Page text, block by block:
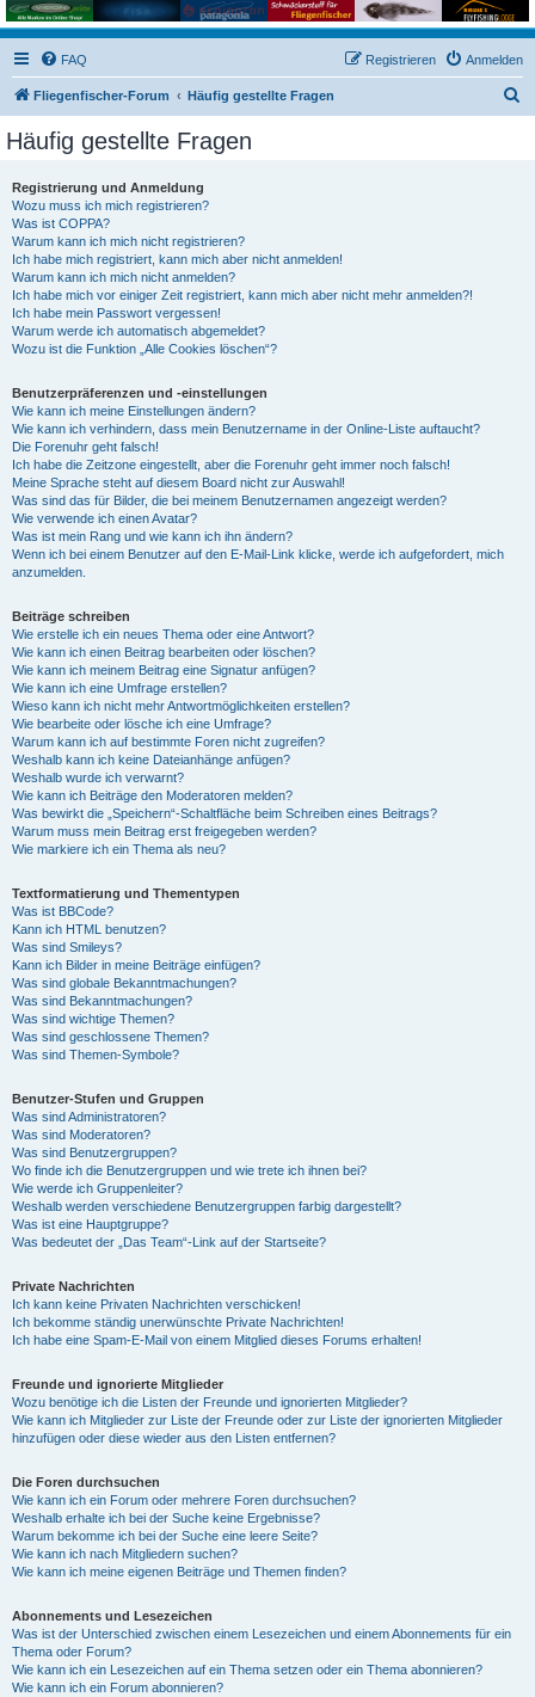
FAQ Anmelden
Registrieren
Fliegenfischer-Forum Häufig gestellte Fragen
Häufig gestellte Fragen
Registrierung und Anmeldung
Wozu muss ich mich registrieren?
Was ist COPPA?
Warum kann ich mich nicht registrieren?
Ich habe mich registriert, kann mich aber nicht anmelden!
Warum kann ich mich nicht anmelden?
Ich habe mich vor einiger Zeit registriert, kann mich aber nicht mehr anmelden?!
Ich habe mein Passwort vergessen!
Warum werde ich automatisch abgemeldet?
Wozu ist die Funktion „Alle Cookies löschen“?
Benutzerpräferenzen und -einstellungen
Wie kann ich meine Einstellungen ändern?
Wie kann ich verhindern, dass mein Benutzername in der Online-Liste auftaucht?
Die Forenuhr geht falsch!
Ich habe die Zeitzone eingestellt, aber die Forenuhr geht immer noch falsch!
Meine Sprache steht auf diesem Board nicht zur Auswahl!
Was sind das für Bilder, die bei meinem Benutzernamen angezeigt werden?
Wie verwende ich einen Avatar?
Was ist mein Rang und wie kann ich ihn ändern?
Wenn ich bei einem Benutzer auf den E-Mail-Link klicke, werde ich aufgefordert, mich
anzumelden.
Beiträge schreiben
Wie erstelle ich ein neues Thema oder eine Antwort?
Wie kann ich einen Beitrag bearbeiten oder löschen?
Wie kann ich meinem Beitrag eine Signatur anfügen?
Wie kann ich eine Umfrage erstellen?
Wieso kann ich nicht mehr Antwortmöglichkeiten erstellen?
Wie bearbeite oder lösche ich eine Umfrage?
Warum kann ich auf bestimmte Foren nicht zugreifen?
Weshalb kann ich keine Dateianhänge anfügen?
Weshalb wurde ich verwarnt?
Wie kann ich Beiträge den Moderatoren melden?
Was bewirkt die „Speichern“-Schaltfläche beim Schreiben eines Beitrags?
Warum muss mein Beitrag erst freigegeben werden?
Wie markiere ich ein Thema als neu?
Textformatierung und Thementypen
Was ist BBCode?
Kann ich HTML benutzen?
Was sind Smileys?
Kann ich Bilder in meine Beiträge einfügen?
Was sind globale Bekanntmachungen?
Was sind Bekanntmachungen?
Was sind wichtige Themen?
Was sind geschlossene Themen?
Was sind Themen-Symbole?
Benutzer-Stufen und Gruppen
Was sind Administratoren?
Was sind Moderatoren?
Was sind Benutzergruppen?
Wo finde ich die Benutzergruppen und wie trete ich ihnen bei?
Wie werde ich Gruppenleiter?
Weshalb werden verschiedene Benutzergruppen farbig dargestellt?
Was ist eine Hauptgruppe?
Was bedeutet der „Das Team“-Link auf der Startseite?
Private Nachrichten
Ich kann keine Privaten Nachrichten verschicken!
Ich bekomme ständig unerwünschte Private Nachrichten!
Ich habe eine Spam-E-Mail von einem Mitglied dieses Forums erhalten!
Freunde und ignorierte Mitglieder
Wozu benötige ich die Listen der Freunde und ignorierten Mitglieder?
Wie kann ich Mitglieder zur Liste der Freunde oder zur Liste der ignorierten Mitglieder
hinzufügen oder diese wieder aus den Listen entfernen?
Die Foren durchsuchen
Wie kann ich ein Forum oder mehrere Foren durchsuchen?
Weshalb erhalte ich bei der Suche keine Ergebnisse?
Warum bekomme ich bei der Suche eine leere Seite?
Wie kann ich nach Mitgliedern suchen?
Wie kann ich meine eigenen Beiträge und Themen finden?
Abonnements und Lesezeichen
Was ist der Unterschied zwischen einem Lesezeichen und einem Abonnements für ein
Thema oder Forum?
Wie kann ich ein Lesezeichen auf ein Thema setzen oder ein Thema abonnieren?
Wie kann ich ein Forum abonnieren?